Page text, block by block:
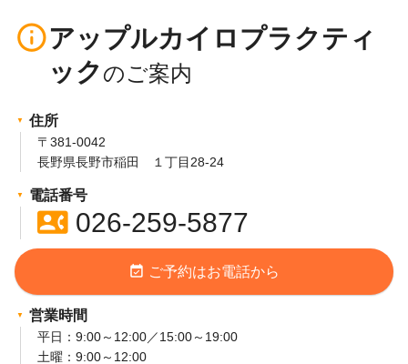
info_outlineアップルカイロプラクティ
ック
住所
〒381-0042
長野県長野市稲田 １丁目28-24
電話番号
contact_phone026-259-5877
event_available ご予約はお電話から
営業時間
平日：9:00～12:00／15:00～19:00
土曜：9:00～12:00